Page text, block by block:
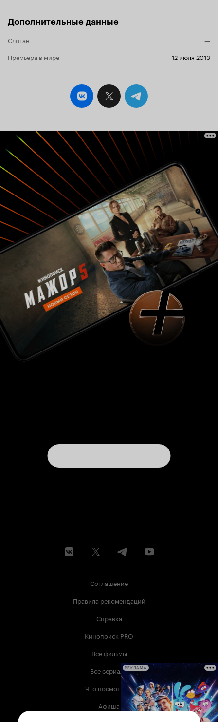
заставки в стиле ПараКисс, ну, разве что эта
такие простые, и такие сложные, местами
одной разумной мысли, в следующий момент
кажущейся абсурдностью, потом погружает в
этот маленький выдуманный мир с
выдуманными героями и злодеями, - куда же
без них), ну и сюжет в сопровождении
и вычурным, а кто-то, как я, влюбится в него с
первого кадра - ведь мир действительно
красочный, а жизнь прекрасна и стоит риска,
совсем как у Хаджиме. Пройти мимо просто
невозможно!.. 9 из 10
Дополнительные данные
Слоган
—
Премьера в мире
12 июля 2013
Соглашение
Правила рекомендаций
Справка
Кинопоиск PRO
Все фильмы
Все сериалы
Что посмотреть
Афиша
РЕКЛАМА